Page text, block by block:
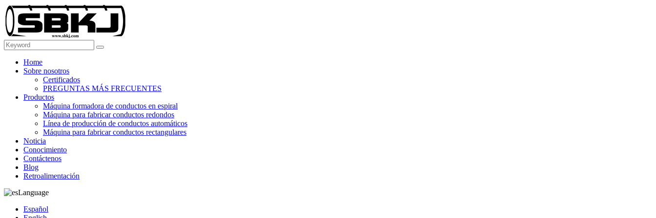
Home
Sobre nosotros
Certificados
PREGUNTAS MÁS FRECUENTES
Productos
Máquina formadora de conductos en espiral
Máquina para fabricar conductos redondos
Línea de producción de conductos automáticos
Máquina para fabricar conductos rectangulares
Noticia
Conocimiento
Contáctenos
Blog
Retroalimentación
Language
Español